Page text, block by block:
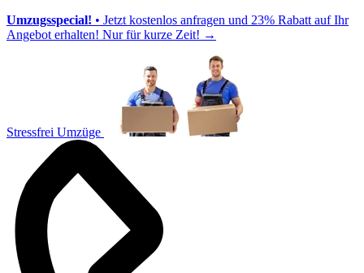
Umzugsspecial! • Jetzt kostenlos anfragen und 23% Rabatt auf Ihr
Angebot erhalten! Nur für kurze Zeit! →
Stressfrei Umzüge